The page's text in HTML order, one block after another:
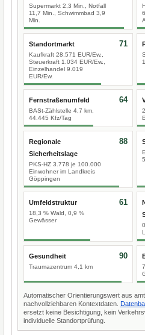
Supermarkt 2,3 Min., Notfall
11,7 Min., Schwimmbad 3,9
Min.
Standortmarkt
Kaufkraft 28.571 EUR/Ew.,
Steuerkraft 1.034 EUR/Ew.,
Einzelhandel 9.019
EUR/Ew.
71
Fernstraßenumfeld
BASt-Zählstelle 4,7 km,
44.445 Kfz/Tag
64
Regionale
Sicherheitslage
PKS-HZ 3.778 je 100.000
Einwohner im Landkreis
Göppingen
88
Umfeldstruktur
18,3 % Wald, 0,9 %
Gewässer
61
Gesundheit
Traumazentrum 4,1 km
90
Automatischer Orientierungswert aus
nachvollziehbaren Kontextdaten.
ersetzt keine Besichtigung, kein
individuelle Standortprüfung.